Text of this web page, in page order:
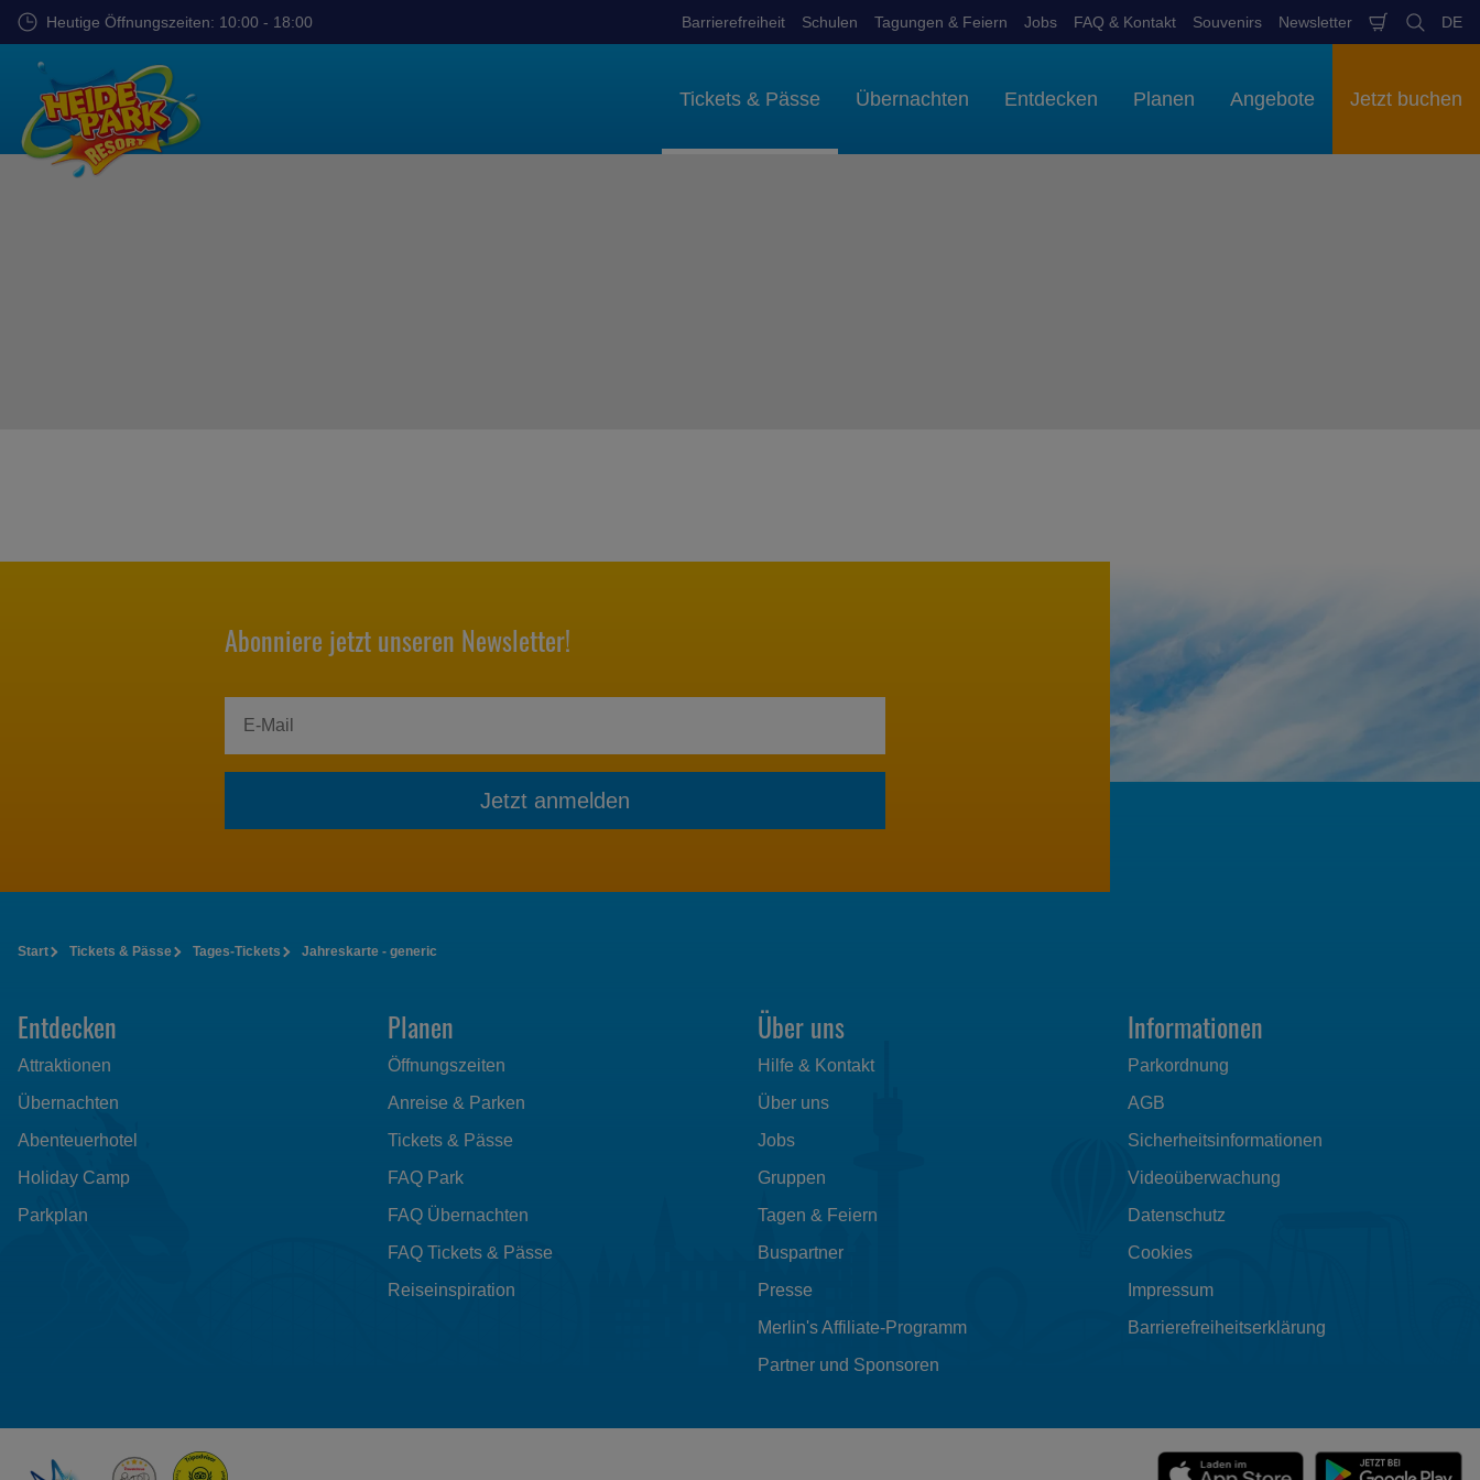
Zum
springen
Heutige Öffnungszeiten: 10:00 - 18:00 Barrierefreiheit Schulen Tagungen & Feiern Jobs FAQ & Kontakt Souvenirs Newsletter Warenkob
Suchen
DE
Tickets & Pässe Übernachten Entdecken Planen Angebote Jetzt buchen
Abonniere jetzt unseren Newsletter!
Jetzt anmelden
Start Tickets & Pässe Tages-Tickets Jahreskarte - generic
Entdecken
Attraktionen
Übernachten
Abenteuerhotel
Holiday Camp
Parkplan
Planen
Öffnungszeiten
Anreise & Parken
Tickets & Pässe
FAQ Park
FAQ Übernachten
FAQ Tickets & Pässe
Reiseinspiration
Über uns
Hilfe & Kontakt
Über uns
Jobs
Gruppen
Tagen & Feiern
Buspartner
Presse
Merlin's Affiliate-Programm
Partner und Sponsoren
Informationen
Parkordnung
AGB
Sicherheitsinformationen
Videoüberwachung
Datenschutz
Cookies
Impressum
Barrierefreiheitserklärung